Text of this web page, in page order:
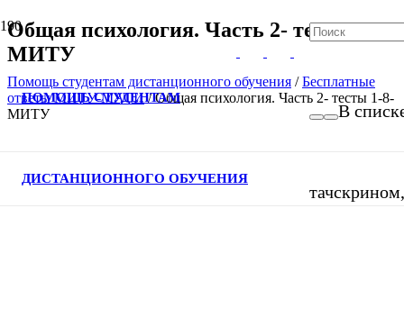
ПОМОЩЬ СТУДЕНТАМ
ДИСТАНЦИОННОГО ОБУЧЕНИЯ
В
Общая психология. Часть 2- тесты 1-8-
МИТУ
Помощь студентам дистанционного обучения /Бесплатные
ответы МИТУ-МАСИ/Общая психология. Часть 2- тесты 1-8-
МИТУ